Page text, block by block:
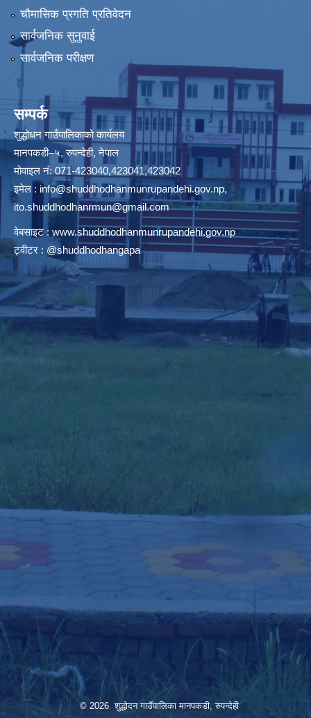
चौमासिक प्रगति प्रतिवेदन
सार्वजनिक सुनुवाई
सार्वजनिक परीक्षण
सम्पर्क
शुद्धोधन गाउँपालिकाको कार्यलय
मानपकडी–५, रुपन्देही, नेपाल
मोवाइल नं: 071-423040,423041,423042
इमेल : info@shuddhodhanmunrupandehi.gov.np,
ito.shuddhodhanrmun@gmail.com
वेबसाइट : www.shuddhodhanmunrupandehi.gov.np
ट्वीटर : @shuddhodhangapa
© 2026 शुद्धोदन गाउँपालिका मानपकडी, रुपन्देही